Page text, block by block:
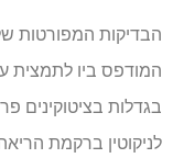
הבדיקות המפורטות
המודפס ביו לתמצית
בגדלות בציטוקינים
לניקוטין ברקמת